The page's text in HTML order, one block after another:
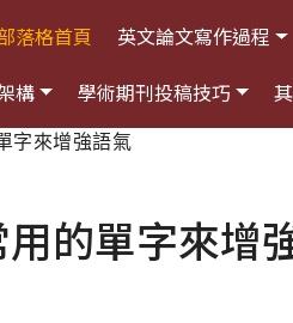
落格首頁 英文論文寫作過程
構
學術期刊投稿技巧
字來增強語氣
的單字來增